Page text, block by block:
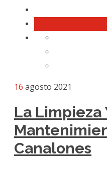
16 agosto 2021
La Limpieza
Canalones